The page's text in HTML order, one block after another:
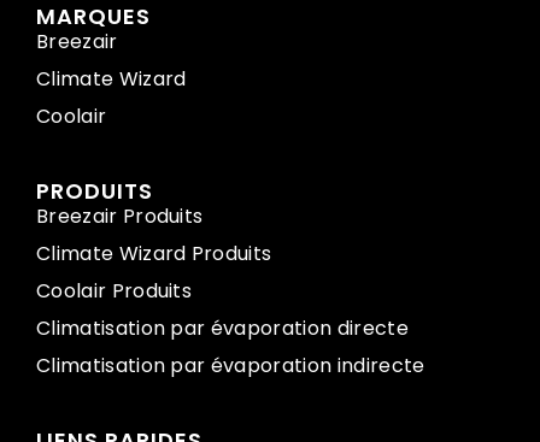
MARQUES
Breezair
Climate Wizard
Coolair
PRODUITS
Breezair Produits
Climate Wizard Produits
Coolair Produits
Climatisation par évaporation directe
Climatisation par évaporation indirecte